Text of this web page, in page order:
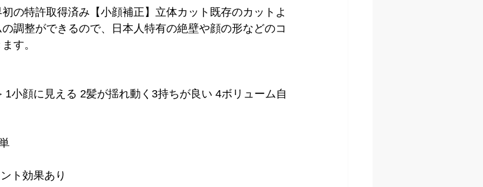
の特許取得済み【小顔補正】立体カット既存のカットよ
調整ができるので、日本人特有の絶壁や顔の形などのコ
す。
顔に見える 2髪が揺れ動く3持ちが良い 4ボリューム自
ト効果あり